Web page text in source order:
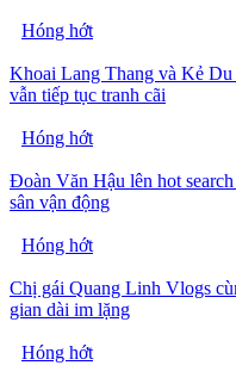
Hóng hớt
Khoai Lang Thang và Kẻ
vẫn tiếp tục tranh cãi
Hóng hớt
Đoàn Văn Hậu lên hot
sân vận động
Hóng hớt
Chị gái Quang Linh Vlogs
gian dài im lặng
Hóng hớt